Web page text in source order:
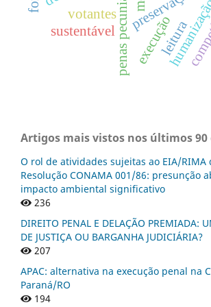
penas pecuniárias
sustentável leitura
execução
votantes
Artigos mais vistos nos últimos 90
O rol de atividades sujeitas ao EIA/RIMA
Resolução CONAMA 001/86: presunção
impacto ambiental significativo
236
DIREITO PENAL E DELAÇÃO PREMIADA:
DE JUSTIÇA OU BARGANHA JUDICIÁRIA?
207
APAC: alternativa na execução penal na
Paraná/RO
194